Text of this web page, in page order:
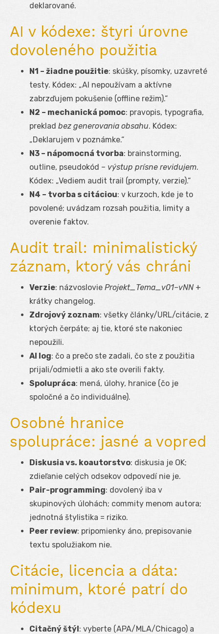
deklarované.
AI v kódexe: štyri úrovne
dovoleného použitia
N1 – žiadne použitie: skúšky, písomky, uzavreté
testy. Kódex: „AI nepoužívam a aktívne
zabrzďujem pokušenie (offline režim).“
N2 – mechanická pomoc: pravopis, typografia,
preklad bez generovania obsahu. Kódex:
„Deklarujem v poznámke.“
N3 – nápomocná tvorba: brainstorming,
outline, pseudokód – výstup prísne revidujem.
Kódex: „Vediem audit trail (prompty, verzie).“
N4 – tvorba s citáciou: v kurzoch, kde je to
povolené; uvádzam rozsah použitia, limity a
overenie faktov.
Audit trail: minimalistický
záznam, ktorý vás chráni
Verzie: názvoslovie Projekt_Tema_v01–vNN +
krátky changelog.
Zdrojový zoznam: všetky články/URL/citácie, z
ktorých čerpáte; aj tie, ktoré ste nakoniec
nepoužili.
AI log: čo a prečo ste zadali, čo ste z použitia
prijali/odmietli a ako ste overili fakty.
Spolupráca: mená, úlohy, hranice (čo je
spoločné a čo individuálne).
Osobné hranice
spolupráce: jasné a vopred
Diskusia vs. koautorstvo: diskusia je OK;
zdieľanie celých odsekov odpovedí nie je.
Pair-programming: dovolený iba v
skupinových úlohách; commity menom autora;
jednotná štylistika = riziko.
Peer review: pripomienky áno, prepisovanie
textu spolužiakom nie.
Citácie, licencia a dáta:
minimum, ktoré patrí do
kódexu
Citačný štýl: vyberte (APA/MLA/Chicago) a